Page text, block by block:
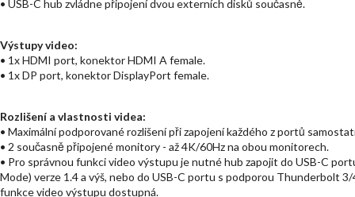
• USB-C hub zvládne připojení dvou externích disků současně.
Výstupy video:
• 1x HDMI port, konektor HDMI A female.
• 1x DP port, konektor DisplayPort female.
Rozlišení a vlastnosti videa:
• Maximální podporované rozlišení při zapojení každého z portů
• 2 současně připojené monitory - až 4K/60Hz na obou monitorech.
• Pro správnou funkci video výstupu je nutné hub zapojit do USB-C
Mode) verze 1.4 a výš, nebo do USB-C portu s podporou Thunderbolt
funkce video výstupu dostupná.